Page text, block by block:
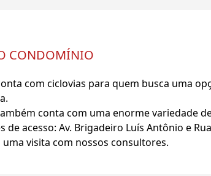
CONDOMÍNIO
com ciclovias para quem busca uma
conta com uma enorme variedade
de acesso: Av. Brigadeiro Luís Antônio e
uma visita com nossos consultores.